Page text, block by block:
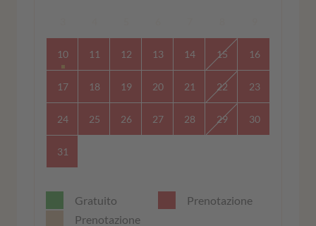
10 11 12 13 14 15 16
17 18 19 20 21 22 23
24 25 26 27 28 29 30
31
Gratuito
Prenotazione
Prenotazione